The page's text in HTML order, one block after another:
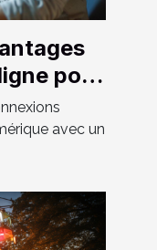
pour
avec un